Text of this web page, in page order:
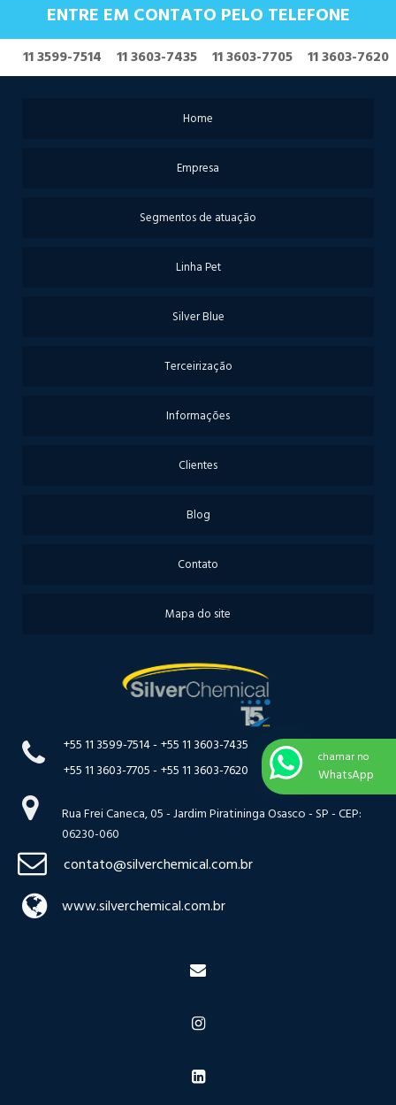
AUTOMOTIVA
MANUTENÇÃO INDUSTRIAL
ENTRE EM CONTATO PELO TELEFONE
11 3599-7514 11 3603-7435 11 3603-7705 11 3603-7620
Home
Empresa
Segmentos de atuação
Linha Pet
Silver Blue
Terceirização
Informações
Clientes
Blog
Contato
Mapa do site
+55 11 3599-7514 - +55 11 3603-7435
+55 11 3603-7705 - +55 11 3603-7620
Rua Frei Caneca, 05 - Jardim Piratininga Osasco - SP - CEP:
06230-060
contato@silverchemical.com.br
www.silverchemical.com.br
chamar no
WhatsApp